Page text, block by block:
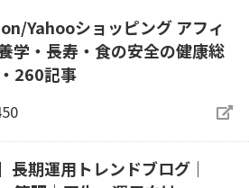
Yahooショッピング アフィ
学・長寿・食の安全の健康総
260記事
長期運用トレンドブログ｜